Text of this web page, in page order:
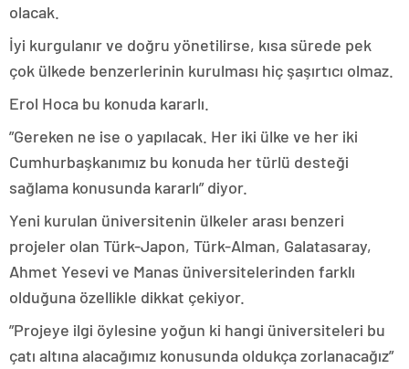
olacak.
İyi kurgulanır ve doğru yönetilirse, kısa sürede pek
çok ülkede benzerlerinin kurulması hiç şaşırtıcı olmaz.
Erol Hoca bu konuda kararlı.
”Gereken ne ise o yapılacak. Her iki ülke ve her iki
Cumhurbaşkanımız bu konuda her türlü desteği
sağlama konusunda kararlı” diyor.
Yeni kurulan üniversitenin ülkeler arası benzeri
projeler olan Türk-Japon, Türk-Alman, Galatasaray,
Ahmet Yesevi ve Manas üniversitelerinden farklı
olduğuna özellikle dikkat çekiyor.
”Projeye ilgi öylesine yoğun ki hangi üniversiteleri bu
çatı altına alacağımız konusunda oldukça zorlanacağız”